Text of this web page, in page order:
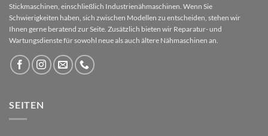
Stickmaschinen, einschließlich Industrienähmaschinen. Wenn Sie
Schwierigkeiten haben, sich zwischen Modellen zu entscheiden, stehen wir
Ihnen gerne beratend zur Seite. Zusätzlich bieten wir Reparatur- und
Wartungsdienste für sowohl neue als auch ältere Nähmaschinen an.
SEITEN